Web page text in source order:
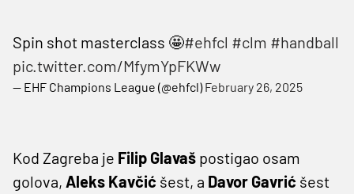
Spin shot masterclass 🤩#ehfcl #clm #handball
pic.twitter.com/MfymYpFKWw
— EHF Champions League (@ehfcl)February 26, 2025
Kod Zagreba je Filip Glavaš postigao osam
golova, Aleks Kavčić šest, a Davor Gavrić šest